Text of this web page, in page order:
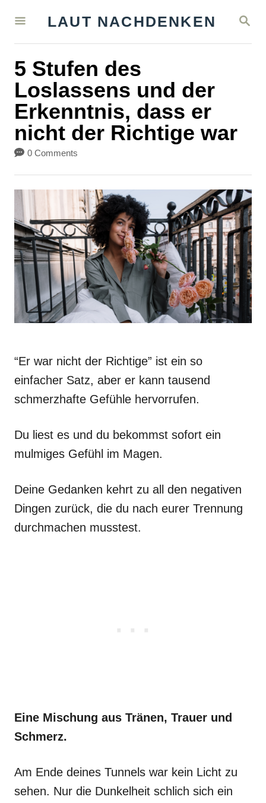
S
A
LAUT NACHDENKEN
5 Stufen des
Loslassens und der
Erkenntnis, dass er
nicht der Richtige war
0 Comments
“Er war nicht der Richtige” ist ein so
einfacher Satz, aber er kann tausend
schmerzhafte Gefühle hervorrufen.
Du liest es und du bekommst sofort ein
mulmiges Gefühl im Magen.
Deine Gedanken kehrt zu all den negativen
Dingen zurück, die du nach eurer Trennung
durchmachen musstest.
Eine Mischung aus Tränen, Trauer und
Schmerz.
Am Ende deines Tunnels war kein Licht zu
sehen. Nur die Dunkelheit schlich sich ein